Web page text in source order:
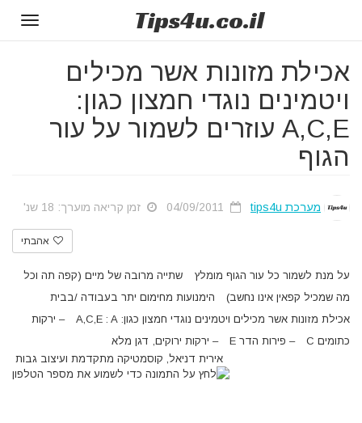
Tips4u.co.il
אכילת מזונות אשר מכילים
ויטמינים נוגדי חמצון כגון:
A,C,E עוזרים לשמור על עור
הגוף
מערכת tips4u זמן קריאה מוערך: 18 שנ'
אהבתי
על מנת לשמור כל עור הגוף מומלץ
שתייה מרובה של מיים (קפה תה וכל
מה שמכיל קפאין אינו נחשב)
הימנועות מחימום יתר בעבודה /בבית
אכילת מזונות אשר מכילים ויטמינים נוגדי חמצון כגון: A,C,E : A
– ירקות
כתומים C
– פירות הדר E
– ירקות ירוקים, דגן מלא
אירית דניאל, קוסמטיקה מתקדמת ועיצוב גבות